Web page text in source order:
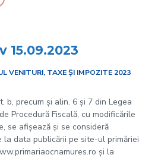
15.09.2023
VENITURI, TAXE ȘI IMPOZITE 2023
b, precum și alin. 6 și 7 din Legea
Procedură Fiscală, cu modificările
se afișează și se consideră
la data publicării pe site-ul primăriei
și la